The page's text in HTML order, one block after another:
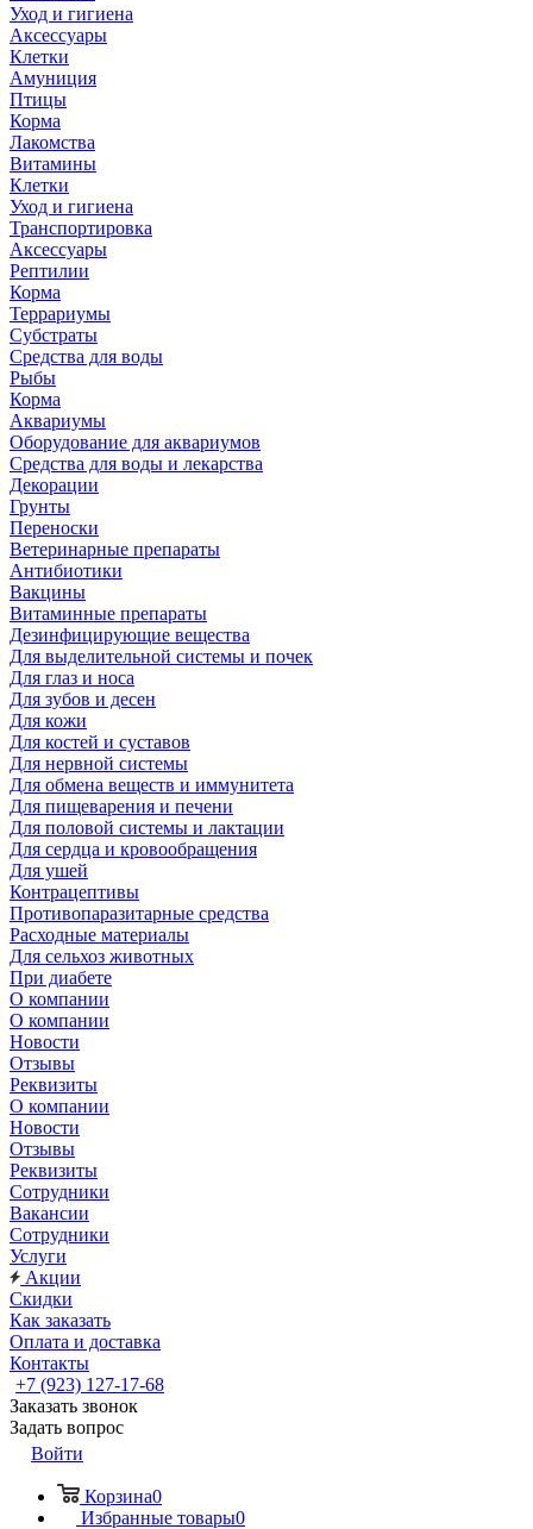
Уход и гигиена
Аксессуары
Клетки
Амуниция
Птицы
Корма
Лакомства
Витамины
Клетки
Уход и гигиена
Транспортировка
Аксессуары
Рептилии
Корма
Террариумы
Субстраты
Средства для воды
Рыбы
Корма
Аквариумы
Оборудование для аквариумов
Средства для воды и лекарства
Декорации
Грунты
Переноски
Ветеринарные препараты
Антибиотики
Вакцины
Витаминные препараты
Дезинфицирующие вещества
Для выделительной системы и почек
Для глаз и носа
Для зубов и десен
Для кожи
Для костей и суставов
Для нервной системы
Для обмена веществ и иммунитета
Для пищеварения и печени
Для половой системы и лактации
Для сердца и кровообращения
Для ушей
Контрацептивы
Противопаразитарные средства
Расходные материалы
Для сельхоз животных
При диабете
О компании
О компании
Новости
Отзывы
Реквизиты
О компании
Новости
Отзывы
Реквизиты
Сотрудники
Вакансии
Сотрудники
Услуги
Акции
Скидки
Как заказать
Оплата и доставка
Контакты
+7 (923) 127-17-68
Заказать звонок
Задать вопрос
Войти
Корзина0
Избранные товары0